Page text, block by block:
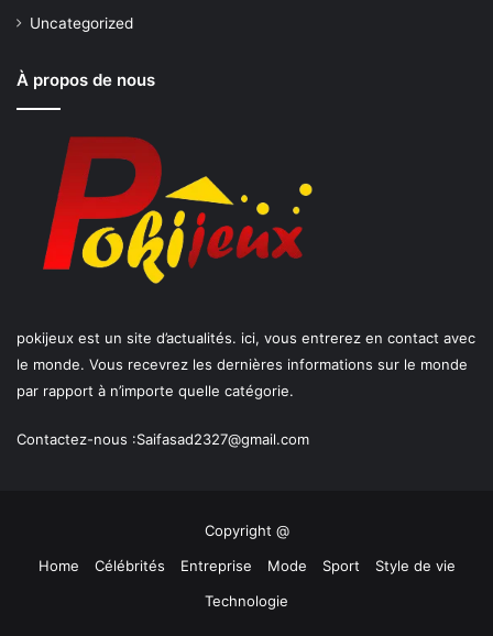
Uncategorized
À propos de nous
pokijeux est un site d’actualités. ici, vous entrerez en contact avec
le monde. Vous recevrez les dernières informations sur le monde
par rapport à n’importe quelle catégorie.
Contactez-nous :Saifasad2327@gmail.com
Copyright @
Home
Célébrités Entreprise Mode Sport
Style de vie
Technologie